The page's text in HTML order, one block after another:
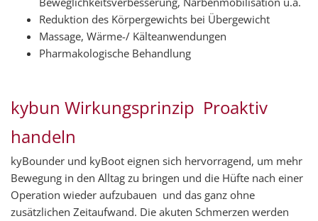
Reduktion des Körpergewichts bei Übergewicht
Massage, Wärme-/ Kälteanwendungen
Pharmakologische Behandlung
kybun Wirkungsprinzip  Proaktiv
handeln
kyBounder und kyBoot eignen sich hervorragend, um mehr
Bewegung in den Alltag zu bringen und die Hüfte nach einer
Operation wieder aufzubauen  und das ganz ohne
zusätzlichen Zeitaufwand. Die akuten Schmerzen werden